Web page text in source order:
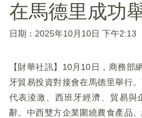
在馬德里成功
日期：2025年10月10日 下午2:13
【財華社訊】10月10日，商務
牙貿易投資對接會在馬德里舉行
代表淩激、西班牙經濟、貿易與
辭。中西雙方企業圍繞農食產品